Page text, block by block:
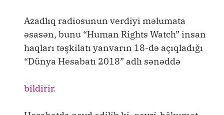
Azadlıq radiosunun verdiyi məlumata
əsasən, bunu “Human Rights Watch” insan
haqları təşkilatı yanvarın 18-də açıqladığı
“Dünya Hesabatı 2018” adlı sənəddə
bildirir.